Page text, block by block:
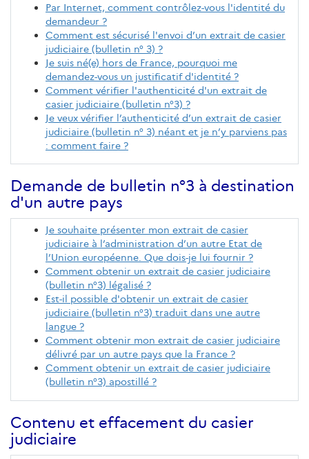
Par Internet, comment contrôlez-vous l'identité du
demandeur ?
Comment est sécurisé l'envoi d’un extrait de casier
judiciaire (bulletin n° 3) ?
Je suis né(e) hors de France, pourquoi me
demandez-vous un justificatif d'identité ?
Comment vérifier l'authenticité d'un extrait de
casier judiciaire (bulletin n°3) ?
Je veux vérifier l’authenticité d’un extrait de casier
judiciaire (bulletin n° 3) néant et je n’y parviens pas
: comment faire ?
Demande de bulletin n°3 à destination
d'un autre pays
Je souhaite présenter mon extrait de casier
judiciaire à l’administration d’un autre Etat de
l’Union européenne. Que dois-je lui fournir ?
Comment obtenir un extrait de casier judiciaire
(bulletin n°3) légalisé ?
Est-il possible d'obtenir un extrait de casier
judiciaire (bulletin n°3) traduit dans une autre
langue ?
Comment obtenir mon extrait de casier judiciaire
délivré par un autre pays que la France ?
Comment obtenir un extrait de casier judiciaire
(bulletin n°3) apostillé ?
Contenu et effacement du casier
judiciaire